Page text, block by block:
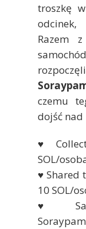
troszkę
Razem
czemu
dojść nad
♥
SOL/
♥ Shared
10 SOL/
♥